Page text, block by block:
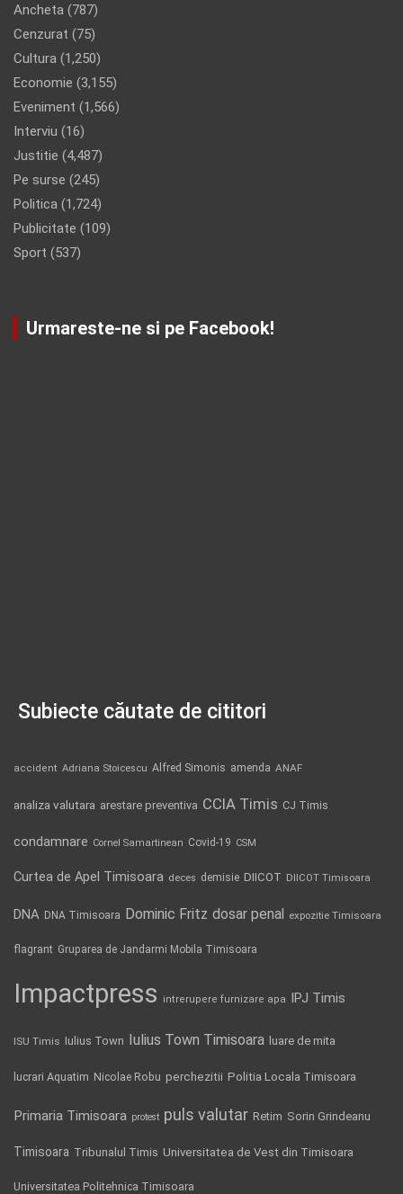
Ancheta (787)
Cenzurat (75)
Cultura (1,250)
Economie (3,155)
Eveniment (1,566)
Interviu (16)
Justitie (4,487)
Pe surse (245)
Politica (1,724)
Publicitate (109)
Sport (537)
Urmareste-ne si pe Facebook!
Subiecte căutate de cititori
accident Adriana Stoicescu Alfred Simonis amenda ANAF
analiza valutara arestare preventiva CCIA Timis CJ Timis
condamnare Cornel Samartinean Covid-19 CSM
Curtea de Apel Timisoara deces demisie DIICOT DIICOT Timisoara
DNA DNA Timisoara Dominic Fritz dosar penal expozitie Timisoara
flagrant Gruparea de Jandarmi Mobila Timisoara
Impactpress intrerupere furnizare apa IPJ Timis
ISU Timis Iulius Town Iulius Town Timisoara luare de mita
lucrari Aquatim Nicolae Robu perchezitii Politia Locala Timisoara
Primaria Timisoara protest puls valutar Retim Sorin Grindeanu
Timisoara Tribunalul Timis Universitatea de Vest din Timisoara
Universitatea Politehnica Timisoara